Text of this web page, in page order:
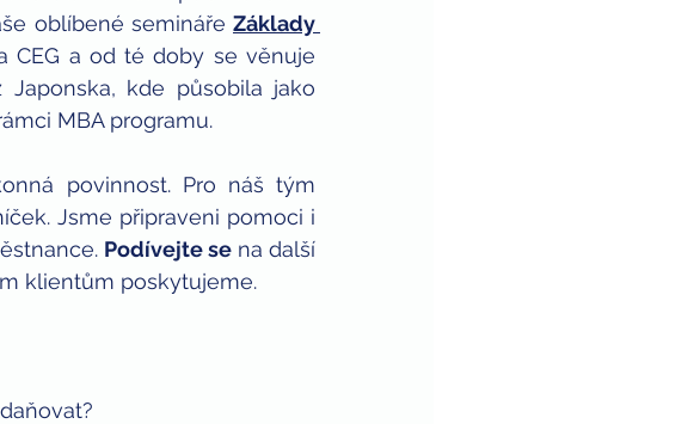
oblíbené semináře Základy
CEG a od té doby se věnuje
kde působila jako
MBA programu.
Jsme připraveni pomoci i
Podívejte se na další
klientům poskytujeme.